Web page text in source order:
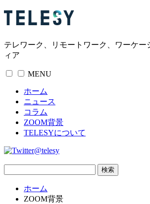
テレワーク、リモートワーク、ワーケー
ィア
MENU
ホーム
ニュース
コラム
ZOOM背景
TELESYについて
@telesy
ホーム
ZOOM背景